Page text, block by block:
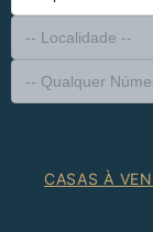
CASAS À